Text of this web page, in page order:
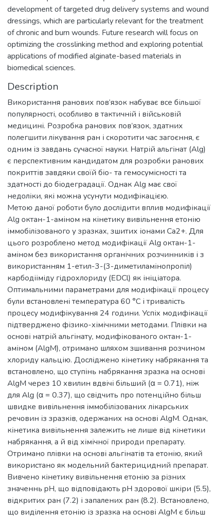
development of targeted drug delivery systems and wound
dressings, which are particularly relevant for the treatment
of chronic and burn wounds. Future research will focus on
optimizing the crosslinking method and exploring potential
applications of modified alginate-based materials in
biomedical sciences.
Description
Використання ранових пов’язок набуває все більшої
популярності, особливо в тактичній і військовій
медицині. Розробка ранових пов’язок, здатних
полегшити лікування ран і скоротити час загоєння, є
одним із завдань сучасної науки. Натрій альгінат (Alg)
є перспективним кандидатом для розробки ранових
покриттів завдяки своїй біо- та гемосумісності та
здатності до біодеградації. Однак Alg має свої
недоліки, які можна усунути модифікацією.
Метою даної роботи було дослідити вплив модифікації
Alg октан-1-аміном на кінетику вивільнення етонію
іммобілізованого у зразках, зшитих іонами Са2+. Для
цього розроблено метод модифікації Alg октан-1-
аміном без використання органічних розчинників і з
використанням 1-етил-3-(3-диметиламінопропіл)
карбодііміду гідрохлориду (EDCl) як ініціатора.
Оптимальними параметрами для модифікації процесу
були встановлені температура 60 °С і тривалість
процесу модифікування 24 години. Успіх модифікації
підтверджено фізико-хімічними методами. Плівки на
основі натрій альгінату, модифікованого октан-1-
аміном (AlgM), отримано шляхом зшивання розчином
хлориду кальцію. Досліджено кінетику набрякання та
встановлено, що ступінь набрякання зразка на основі
AlgM через 10 хвилин вдвічі більший (α = 0.71), ніж
для Alg (α = 0.37), що свідчить про потенційно більш
швидке вивільнення іммобілізованих лікарських
речовин із зразків, одержаних на основі AlgM. Однак,
кінетика вивільнення залежить не лише від кінетики
набрякання, а й від хімічної природи препарату.
Отримано плівки на основі альгінатів та етонію, який
використано як модельний бактерицидний препарат.
Вивчено кінетику вивільнення етонію за різних
значеннь pH, що відповідають pH здорової шкіри (5.5),
відкритих ран (7.2) і запалених ран (8.2). Встановлено,
що виділення етонію із зразка на основі AlgM є більш